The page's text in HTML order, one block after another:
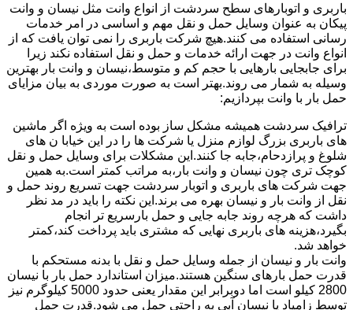
باربری و اتوبارهای سطح سردشت از انواع وانت مثل نیسان و وانت
پیکان به عنوان وسایل حمل و نقل مهم و اساسی در امر خدمات
رسانی استفاده می کنند.هیچ شرکت باربری را نمی توان یافت که از
انواع وانت در جهت ارائه خدمات و حمل و نقل استفاده نکند زیرا
برای جابجایی بارهایی با حجم کم و متوسط،نیسان و وانت بار بهترین
وسیله به شمار می روند.بهتر است به صورت موردی به بیان مزایای
حمل بار با وانت بپردازیم:
ترافیک سردشت همیشه مشکل ساز بوده است به ویژه اگر ماشین
های باربری بزرگ لوازم منزل یا شرکت ها را در این خیابا ن های
شلوغ و پرازدحام،جابه جا کنند.این مشکلات برای وسایل حمل و نقل
کوچک تری چون نیسان و وانت بار،به مراتب کمتر است.به همین
جهت شرکت های باربری و اتوبار سردشت جهت تسریع روند حمل و
نقل از وانت بار و نیسان بهره می برند.این نکته را باید در مد نظر
داشت که هرچه روند جابه جایی و حمل بارسریع تر انجام
بگیرد،هزینه های باربری نهایی که مشتری باید پرداخت کند،کمتر
خواهد شد.
وانت بار و نیسان از جمله وسایل حمل و نقل با بدنه مستحکم با
قدرت حمل بارهای سنگین هستند.میزان استاندارد حمل بار با نیسان
2800 کیلو است اما دوبرابر این مقدار یعنی حدود 5000 کیلوگرم نیز
توسط زامیاد یا نیسان آبی به راحتی حمل می شود.قدرت حمل